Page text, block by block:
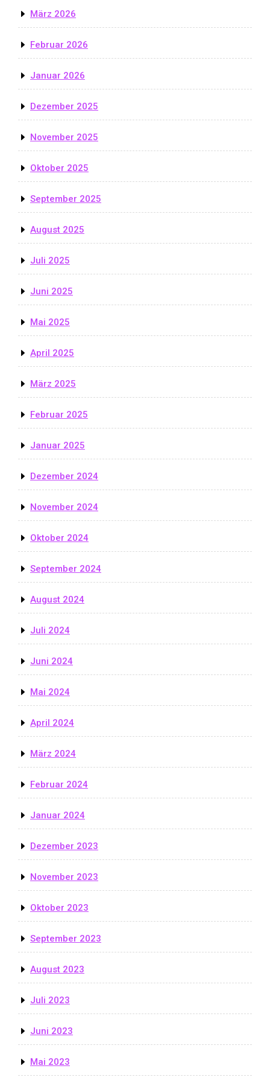
März 2026
Februar 2026
Januar 2026
Dezember 2025
November 2025
Oktober 2025
September 2025
August 2025
Juli 2025
Juni 2025
Mai 2025
April 2025
März 2025
Februar 2025
Januar 2025
Dezember 2024
November 2024
Oktober 2024
September 2024
August 2024
Juli 2024
Juni 2024
Mai 2024
April 2024
März 2024
Februar 2024
Januar 2024
Dezember 2023
November 2023
Oktober 2023
September 2023
August 2023
Juli 2023
Juni 2023
Mai 2023